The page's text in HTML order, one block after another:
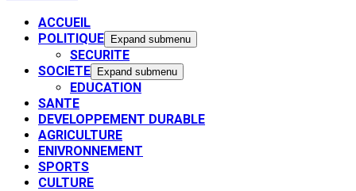
ACCUEIL
POLITIQUE
Expand submenu
SECURITE
SOCIETE
Expand submenu
EDUCATION
SANTE
DEVELOPPEMENT DURABLE
AGRICULTURE
ENIVRONNEMENT
SPORTS
CULTURE